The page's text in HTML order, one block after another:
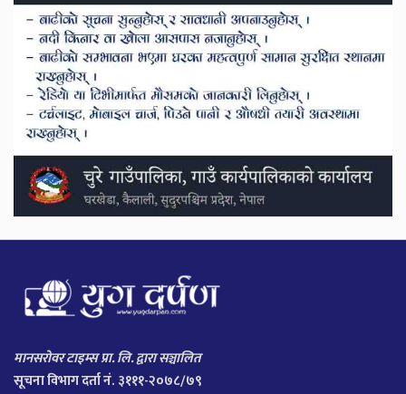
मानसरोवर टाइम्स प्रा. लि. द्वारा सञ्चालित
सूचना विभाग दर्ता नं. ३१११-२०७८/७९